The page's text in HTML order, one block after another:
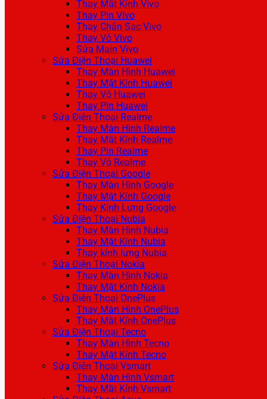
Thay Mặt Kính Vivo
Thay Pin Vivo
Thay Chân Sạc Vivo
Thay Vỏ Vivo
Sửa Main Vivo
Sửa Điện Thoại Huawei
Thay Màn Hình Huawei
Thay Mặt Kính Huawei
Thay Vỏ Huawei
Thay Pin Huawei
Sửa Điện Thoại Realme
Thay Màn Hình Realme
Thay Mặt Kính Realme
Thay Pin Realme
Thay Vỏ Realme
Sửa Điện Thoại Google
Thay Màn Hình Google
Thay Mặt Kính Google
Thay Kính Lưng Google
Sửa Điện Thoại Nubia
Thay Màn Hình Nubia
Thay Mặt Kính Nubia
Thay kính lưng Nubia
Sửa Điện Thoại Nokia
Thay Màn Hình Nokia
Thay Mặt Kính Nokia
Sửa Điện Thoại OnePlus
Thay Màn Hình OnePlus
Thay Mặt Kính OnePlus
Sửa Điện Thoại Tecno
Thay Màn Hình Tecno
Thay Mặt Kính Tecno
Sửa Điện Thoại Vsmart
Thay Màn Hình Vsmart
Thay Mặt Kính Vsmart